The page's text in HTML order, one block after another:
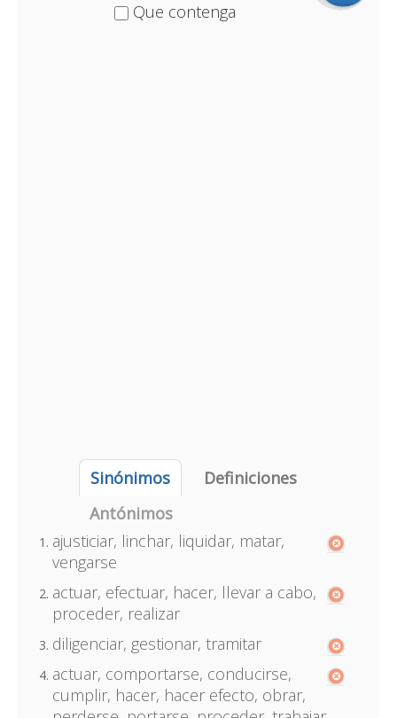
Que contenga
Sinónimos
Definiciones
Antónimos
ajusticiar, linchar, liquidar, matar,
vengarse
actuar, efectuar, hacer, llevar a cabo,
proceder, realizar
diligenciar, gestionar, tramitar
actuar, comportarse, conducirse,
cumplir, hacer, hacer efecto, obrar,